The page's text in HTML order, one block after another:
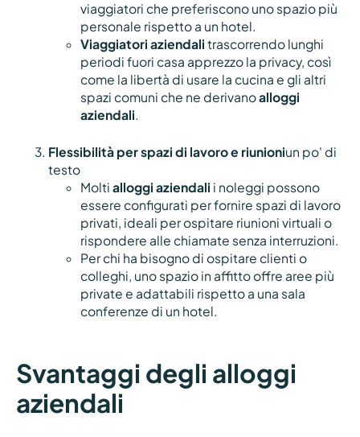
viaggiatori che preferiscono uno spazio più
personale rispetto a un hotel.
Viaggiatori aziendali trascorrendo lunghi
periodi fuori casa apprezzo la privacy, così
come la libertà di usare la cucina e gli altri
spazi comuni che ne derivanoalloggi
aziendali.
Flessibilità per spazi di lavoro e riunioniun po' di
testo
Molti alloggi aziendali i noleggi possono
essere configurati per fornire spazi di lavoro
privati, ideali per ospitare riunioni virtuali o
rispondere alle chiamate senza interruzioni.
Per chi ha bisogno di ospitare clienti o
colleghi, uno spazio in affitto offre aree più
private e adattabili rispetto a una sala
conferenze di un hotel.
Svantaggi degli alloggi
aziendali